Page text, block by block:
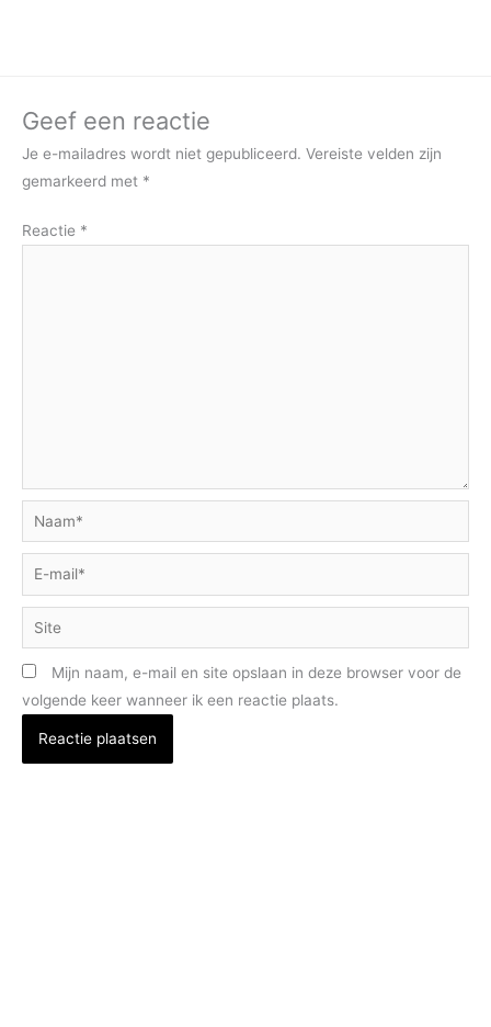
Geef een reactie
Je e-mailadres wordt niet gepubliceerd. Vereiste velden zijn
gemarkeerd met *
Reactie *
Naam*
E-
mail*
Site
Mijn naam, e-mail en site opslaan in deze browser voor de
volgende keer wanneer ik een reactie plaats.